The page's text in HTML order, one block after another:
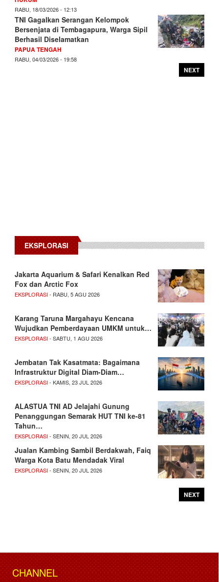
RABU, 18/03/2026 - 12:13
TNI Gagalkan Serangan Kelompok
Bersenjata di Tembagapura, Warga Sipil
Berhasil Diselamatkan
PAPUA TENGAH
RABU, 04/03/2026 - 19:58
NEXT
EKSPLORASI
Jakarta Aquarium & Safari Kenalkan Red
Fox dan Arctic Fox
EKSPLORASI- RABU, 5 AGU 2026
Karang Taruna Margahayu Kencana
Wujudkan Pemberdayaan UMKM untuk…
EKSPLORASI- SABTU, 1 AGU 2026
Jembatan Tak Kasatmata: Bagaimana
Infrastruktur Digital Diam-Diam…
EKSPLORASI- KAMIS, 23 JUL 2026
ALASTUA TNI AD Jelajahi Gunung
Penanggungan Semarak HUT TNI ke-81
Tahun…
EKSPLORASI- SENIN, 20 JUL 2026
Jualan Kambing Sambil Berdakwah, Faiq
Warga Kota Batu Mendadak Viral
EKSPLORASI- SENIN, 20 JUL 2026
NEXT
CHANNEL